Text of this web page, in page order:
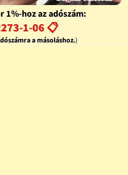
1%-hoz az adószám:
1-06 📋
a másoláshoz.)